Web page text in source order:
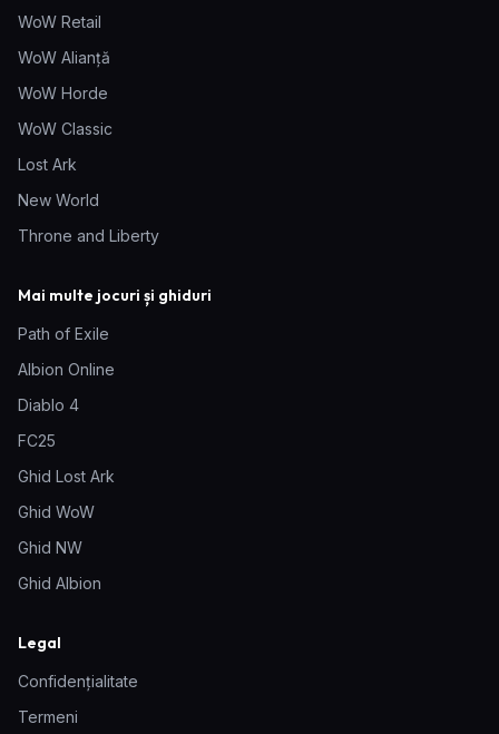
WoW Retail
WoW Alianță
WoW Horde
WoW Classic
Lost Ark
New World
Throne and Liberty
Mai multe jocuri și ghiduri
Path of Exile
Albion Online
Diablo 4
FC25
Ghid Lost Ark
Ghid WoW
Ghid NW
Ghid Albion
Legal
Confidențialitate
Termeni